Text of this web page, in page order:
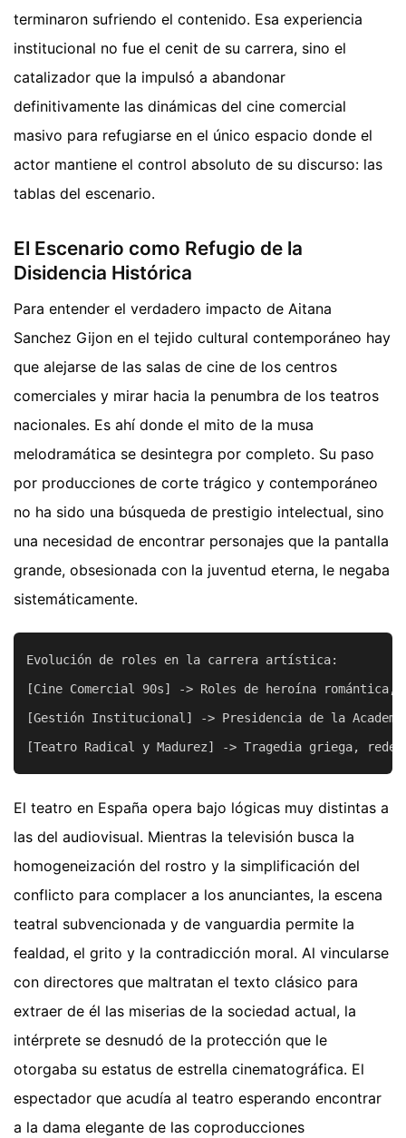
terminaron sufriendo el contenido. Esa experiencia
institucional no fue el cenit de su carrera, sino el
catalizador que la impulsó a abandonar
definitivamente las dinámicas del cine comercial
masivo para refugiarse en el único espacio donde el
actor mantiene el control absoluto de su discurso: las
tablas del escenario.
El Escenario como Refugio de la
Disidencia Histórica
Para entender el verdadero impacto de Aitana
Sanchez Gijon en el tejido cultural contemporáneo hay
que alejarse de las salas de cine de los centros
comerciales y mirar hacia la penumbra de los teatros
nacionales. Es ahí donde el mito de la musa
melodramática se desintegra por completo. Su paso
por producciones de corte trágico y contemporáneo
no ha sido una búsqueda de prestigio intelectual, sino
una necesidad de encontrar personajes que la pantalla
grande, obsesionada con la juventud eterna, le negaba
sistemáticamente.
Evolución de roles en la carrera artística:
[Cine Comercial 90s] -> Roles de heroína
[Gestión Institucional] -> Presidencia de la
El teatro en España opera bajo lógicas muy distintas a
las del audiovisual. Mientras la televisión busca la
homogeneización del rostro y la simplificación del
conflicto para complacer a los anunciantes, la escena
teatral subvencionada y de vanguardia permite la
fealdad, el grito y la contradicción moral. Al vincularse
con directores que maltratan el texto clásico para
extraer de él las miserias de la sociedad actual, la
intérprete se desnudó de la protección que le
otorgaba su estatus de estrella cinematográfica. El
espectador que acudía al teatro esperando encontrar
a la dama elegante de las coproducciones